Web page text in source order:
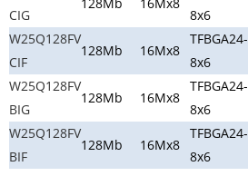
CIG
8x6
W25Q128FV
CIF
128Mb 16Mx8
TFBGA24-
8x6
W25Q128FV
BIG
128Mb 16Mx8
TFBGA24-
8x6
W25Q128FV
BIF
128Mb 16Mx8
TFBGA24-
8x6